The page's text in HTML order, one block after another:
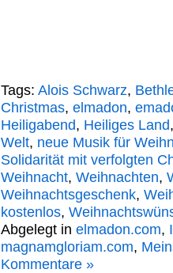
Tags: Alois Schwarz,
Christmas, elmadon,
Heiligabend, Heiliges Land
Welt, neue Musik für
Solidarität mit verfolgten
Weihnacht, Weihnachten,
Weihnachtsgeschenk,
kostenlos,
Abgelegt in elmadon.com,
magnamgloriam.com,
Kommentare »